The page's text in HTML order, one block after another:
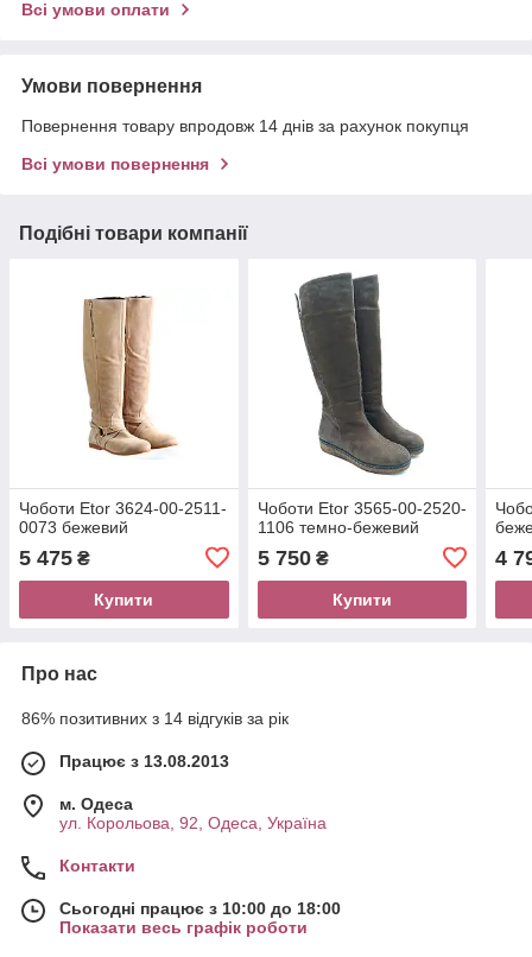
Всі умови оплати
Умови повернення
Повернення товару впродовж 14 днів за рахунок покупця
Всі умови повернення
Подібні товари компанії
Чоботи Etor 3624-00-2511-
0073 бежевий
5 475 ₴
Купити
Чоботи Etor 3565-00-2520-
1106 темно-бежевий
5 750₴
Купити
4
Про нас
86% позитивних з 14 відгуків за рік
Працює з 13.08.2013
м. Одеса
ул. Корольова, 92, Одеса, Україна
Контакти
Сьогодні працює з 10:00 до 18:00
Показати весь графік роботи